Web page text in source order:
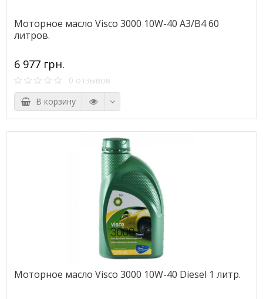
Моторное масло Visco 3000 10W-40 A3/B4 60
литров.
6 977 грн.
0 отзывов
В корзину
Моторное масло Visco 3000 10W-40 Diesel 1 литр.